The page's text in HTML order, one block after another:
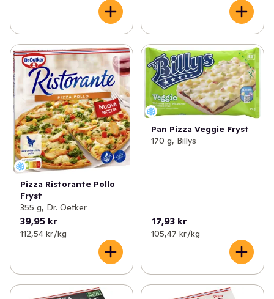
Pizza Ristorante Pollo
Fryst
355 g, Dr. Oetker
39,95 kr
112,54 kr /kg
Pan Pizza Veggie Fryst
170 g, Billys
17,93 kr
105,47 kr /kg